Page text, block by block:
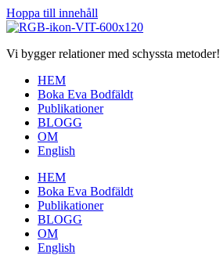
Hoppa till innehåll
Vi bygger relationer med schyssta metoder!
HEM
Boka Eva Bodfäldt
Publikationer
BLOGG
OM
English
HEM
Boka Eva Bodfäldt
Publikationer
BLOGG
OM
English